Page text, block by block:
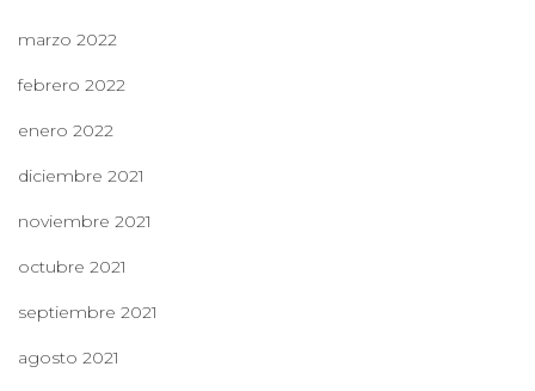
marzo 2022
febrero 2022
enero 2022
diciembre 2021
noviembre 2021
octubre 2021
septiembre 2021
agosto 2021